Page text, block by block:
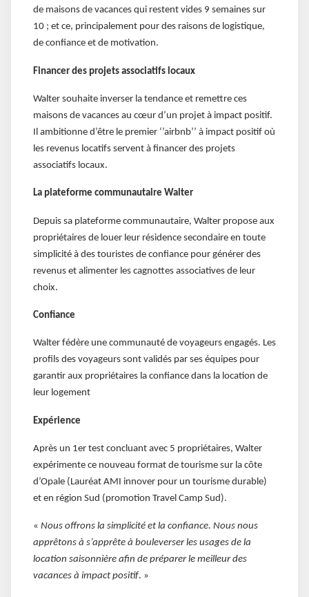
de maisons de vacances qui restent vides 9 semaines sur
10 ; et ce, principalement pour des raisons de logistique,
de confiance et de motivation.
Financer des projets associatifs locaux
Walter souhaite inverser la tendance et remettre ces
maisons de vacances au cœur d’un projet à impact positif.
Il ambitionne d’être le premier ‘’airbnb’’ à impact positif où
les revenus locatifs servent à financer des projets
associatifs locaux.
La plateforme communautaire Walter
Depuis sa plateforme communautaire, Walter propose aux
propriétaires de louer leur résidence secondaire en toute
simplicité à des touristes de confiance pour générer des
revenus et alimenter les cagnottes associatives de leur
choix.
Confiance
Walter fédère une communauté de voyageurs engagés. Les
profils des voyageurs sont validés par ses équipes pour
garantir aux propriétaires la confiance dans la location de
leur logement
Expérience
Après un 1er test concluant avec 5 propriétaires, Walter
expérimente ce nouveau format de tourisme sur la côte
d’Opale (Lauréat AMI innover pour un tourisme durable)
et en région Sud (promotion Travel Camp Sud).
« Nous offrons la simplicité et la confiance. Nous nous
apprêtons à s’apprête à bouleverser les usages de la
location saisonnière afin de préparer le meilleur des
vacances à impact positif. »